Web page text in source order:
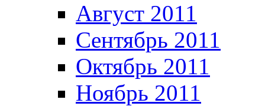
Август 2011
Сентябрь 2011
Октябрь 2011
Ноябрь 2011